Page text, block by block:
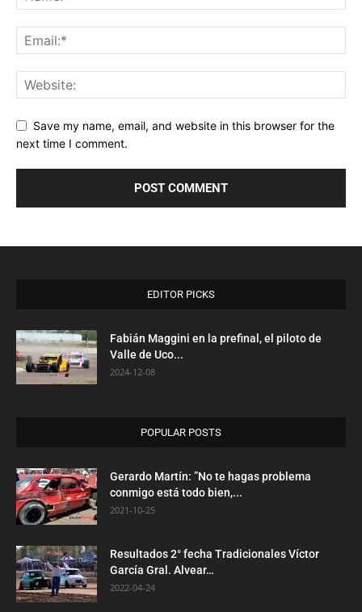
Save my name, email, and website in this browser for the
next time I comment.
EDITOR PICKS
Fabián Maggini en la prefinal, el piloto de
Valle de Uco...
2024-12-08
POPULAR POSTS
Gerardo Martín: ”No te hagas problema
conmigo está todo bien,...
2021-10-25
Resultados 2° fecha Tradicionales Víctor
García Gral. Alvear…
2022-04-24